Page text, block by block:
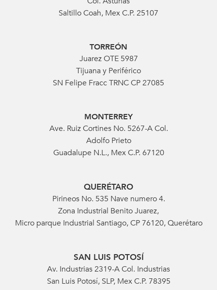
Saltillo Coah, Mex C.P. 25107
TORREÓN
Juarez OTE 5987
Tijuana y Periférico
SN Felipe Fracc TRNC CP 27085
MONTERREY
Ave. Ruiz Cortines No. 5267-A Col.
Adolfo Prieto
Guadalupe N.L., Mex C.P. 67120
QUERÉTARO
Pirineos No. 535 Nave numero 4.
Zona Industrial Benito Juarez,
Micro parque Industrial Santiago, CP 76120, Querétaro
SAN LUIS POTOSÍ
Av. Industrias 2319-A Col. Industrias
San Luis Potosí, SLP, Mex C.P. 78395